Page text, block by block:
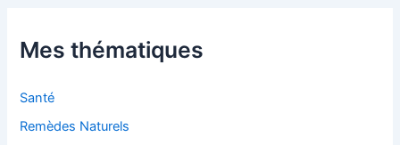
e
sMes thématiques
Santé
Remèdes Naturels